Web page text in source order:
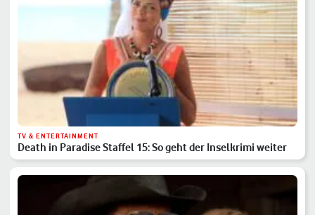
TV & ENTERTAINMENT
Death in Paradise Staffel 15: So geht der Inselkrimi weiter